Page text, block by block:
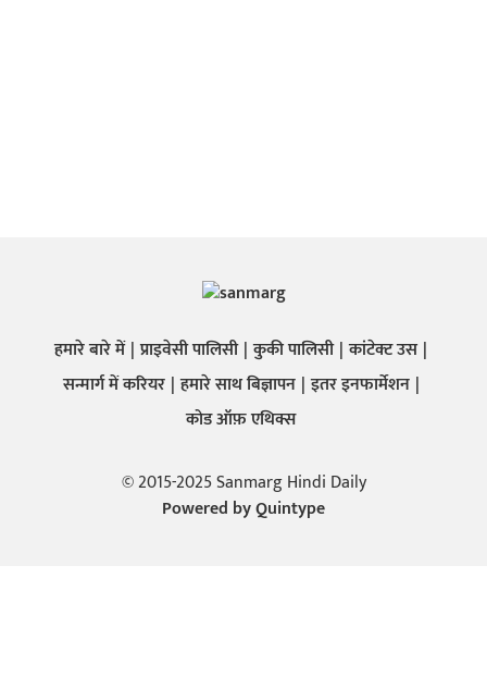
हमारे बारे में प्राइवेसी पालिसी कुकी पालिसी कांटेक्ट उस
सन्मार्ग में करियर हमारे साथ बिज्ञापन इतर इनफार्मेशन
कोड ऑफ़ एथिक्स
© 2015-2025 Sanmarg Hindi Daily
Powered byQuintype